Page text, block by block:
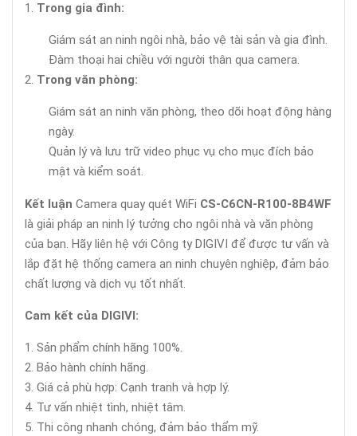
Trong gia đình:
Giám sát an ninh ngôi nhà, bảo vệ tài sản và gia đình.
Đàm thoại hai chiều với người thân qua camera.
Trong văn phòng:
Giám sát an ninh văn phòng, theo dõi hoạt động hàng
ngày.
Quản lý và lưu trữ video phục vụ cho mục đích bảo
mật và kiểm soát.
Kết luận Camera quay quét WiFi CS-C6CN-R100-8B4WF
là giải pháp an ninh lý tưởng cho ngôi nhà và văn phòng
của bạn. Hãy liên hệ với Công ty DIGIVI để được tư vấn và
lắp đặt hệ thống camera an ninh chuyên nghiệp, đảm bảo
chất lượng và dịch vụ tốt nhất.
Cam kết của DIGIVI:
Sản phẩm chính hãng 100%.
Bảo hành chính hãng.
Giá cả phù hợp: Cạnh tranh và hợp lý.
Tư vấn nhiệt tình, nhiệt tâm.
Thi công nhanh chóng, đảm bảo thẩm mỹ.